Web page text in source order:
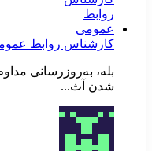
کارشناس روابط
بله، به‌روزرسانی
شدن آث...